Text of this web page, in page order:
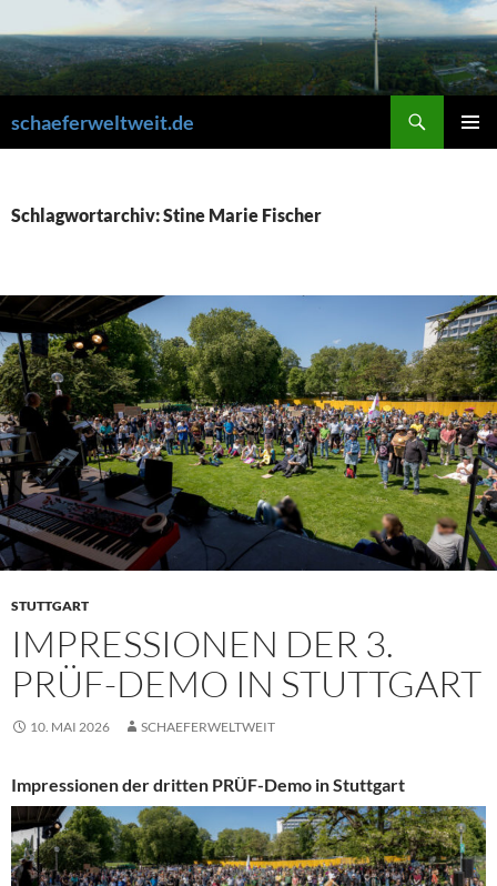
Inhalt
springen
schaeferweltweit.de
Schlagwortarchiv: Stine Marie Fischer
STUTTGART
IMPRESSIONEN DER 3.
PRÜF-DEMO IN STUTTGART
10. MAI 2026 SCHAEFERWELTWEIT
Impressionen der dritten PRÜF-Demo in Stuttgart